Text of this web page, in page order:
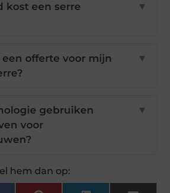
kost een serre
▼
offerte voor mijn
▼
gebruiken
voor
▼
hem dan op: